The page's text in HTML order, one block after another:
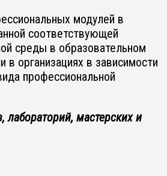
модулей в
соответствующей
среды в образовательном
в организациях в зависимости
профессиональной
лабораторий, мастерских и